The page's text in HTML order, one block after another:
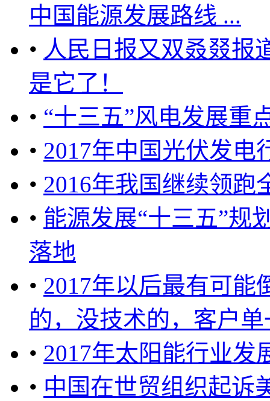
中国能源发展路线 ...
• 人民日报又双叒叕报
是它了！
• “十三五”风电发展重
• 2017年中国光伏发电
• 2016年我国继续领跑
• 能源发展“十三五”规
落地
• 2017年以后最有可能
的，没技术的，客户
• 2017年太阳能行业发
• 中国在世贸组织起诉